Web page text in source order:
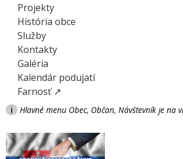
Projekty
História obce
Služby
Kontakty
Galéria
Kalendár podujatí
Farnosť ↗
i Hlavné menu Obec, Občan, Návštevník je na